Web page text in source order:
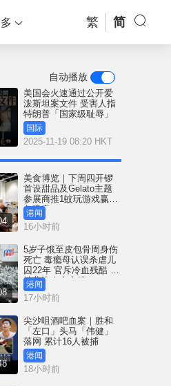
繁 简
自动播放
美国会火速通过公开爱
泼斯坦案文件 受害人指
特朗普「国家级耻辱」
国际
2025-11-19 08:20 HKT
美食博览｜下周四开锣
首设甜品及Gelato主题
参展商推1蚊玩游戏赢鲍
鱼吸客
港闻
16小时前
5岁子饿至皮包骨周身伤
死亡 毒瘾母认误杀虐儿
囚22年 官斥冷血残酷 案
件悲惨令人心碎
港闻
17小时前
尖沙咀酒吧血案｜胜和
「左口」头马「伟健」
落网 累计16人被捕
港闻
18小时前